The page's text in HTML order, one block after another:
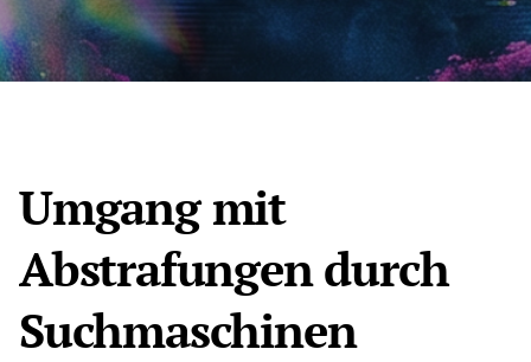
Umgang mit
Abstrafungen durch
Suchmaschinen